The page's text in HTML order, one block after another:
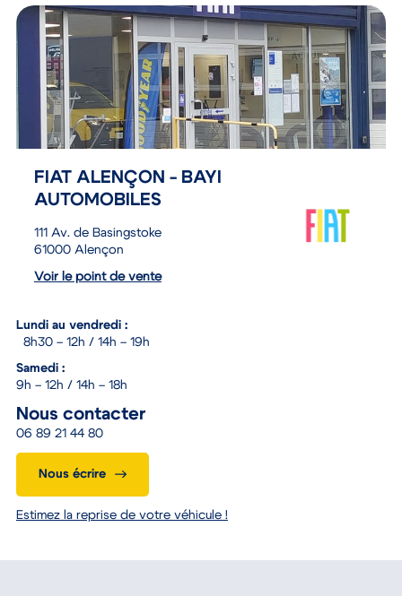
FIAT ALENÇON - BAYI
AUTOMOBILES
111 Av. de Basingstoke
61000 Alençon
Voir le point de vente
Lundi au vendredi :
8h30 – 12h / 14h – 19h
Samedi :
9h – 12h / 14h – 18h
Nous contacter
06 89 21 44 80
Nous écrire
Estimez la reprise de votre véhicule !